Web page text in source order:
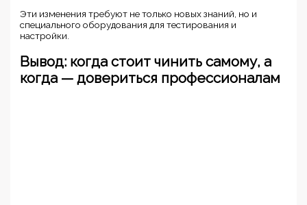
Эти изменения требуют не только новых знаний, но и
специального оборудования для тестирования и
настройки.
Вывод: когда стоит чинить самому, а
когда — довериться профессионалам